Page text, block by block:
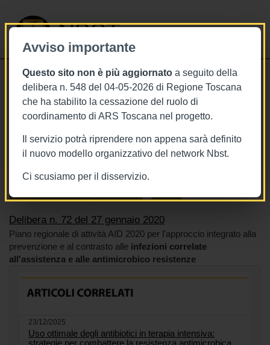
Avviso importante
Questo sito non è più aggiornato a seguito della
delibera n. 548 del 04-05-2026 di Regione Toscana
che ha stabilito la cessazione del ruolo di
coordinamento di ARS Toscana nel progetto.
Il servizio potrà riprendere non appena sarà definito
il nuovo modello organizzativo del network Nbst.
Ci scusiamo per il disservizio.
NBST
27/1/2020
Delibera n. 72 del 27 gennaio 2020
Tags
Antibiotico-resistenza
BURT Bollettino della regione toscana
Delibera n. 72 del 27 gennaio 2020
Piano regionale di attività AID 2020 per l'approccio integrato alla
prevenzione e al contrasto alle infezioni correlate
all'assistenza e alle antimicrobico resistenze
23/12/2025
Uso ottimale degli antibiotici in terapia intensiva:
strategie per combattere la resistenza antimicrobica